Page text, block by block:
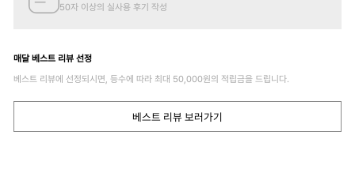
50자 이상의 실사용 후기 작성
매달 베스트 리뷰 선정
베스트 리뷰에 선정되시면, 등수에 따라 최대 50,000원의 적립금을 드립니다.
베스트 리뷰 보러가기